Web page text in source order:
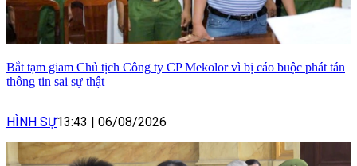
Bắt tạm giam Chủ tịch Công ty CP Mekolor vì bị cáo buộc phát tán
thông tin sai sự thật
HÌNH SỰ13:43 06/08/2026